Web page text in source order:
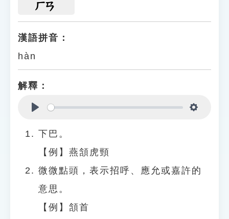
ㄏㄢ
漢語拼音：
hàn
解釋：
下巴。
【例】燕頷虎頸
微微點頭，表示招呼、應允或嘉許的
意思。
【例】頷首